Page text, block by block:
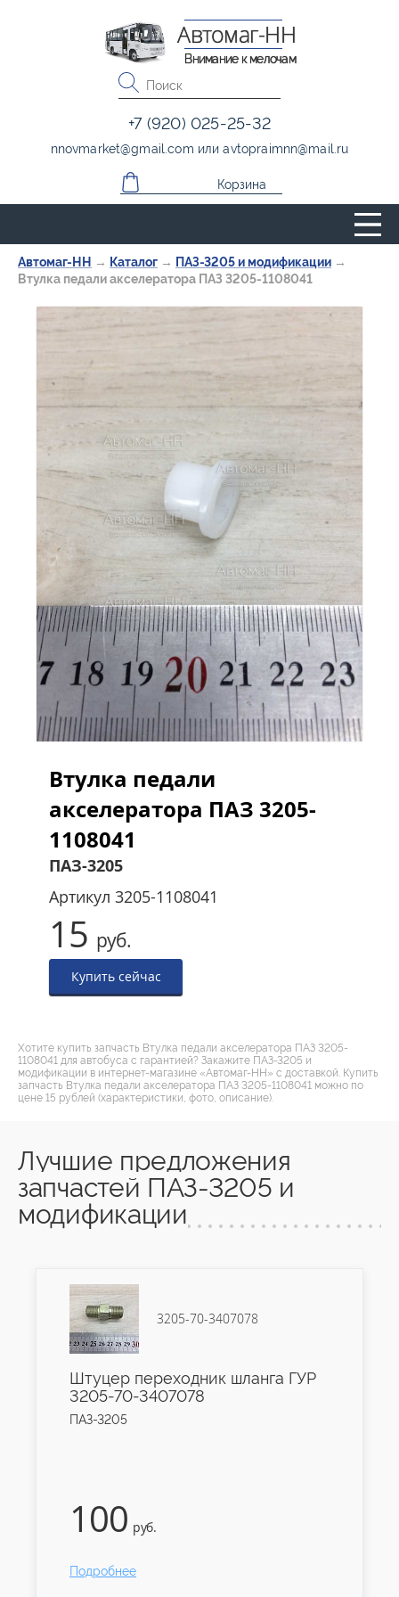
Автомаг-НН → Каталог → ПАЗ-3205 и модификации →
Втулка педали акселератора ПАЗ 3205-1108041
Втулка педали
акселератора ПАЗ 3205-
1108041
ПАЗ-3205
Артикул 3205-1108041
15 руб.
Купить сейчас
Хотите купить запчасть Втулка педали акселератора ПАЗ 3205-
1108041 для автобуса с гарантией? Закажите ПАЗ-3205 и
модификации в интернет-магазине «Автомаг-НН» с доставкой. Купить
запчасть Втулка педали акселератора ПАЗ 3205-1108041 можно по
цене 15 рублей (характеристики, фото, описание).
Лучшие предложения
запчастей ПАЗ-3205 и
модификации
3205-70-3407078
Штуцер переходник шланга ГУР
3205-70-3407078
ПАЗ-3205
100 руб.
Подробнее
Автомаг-НН
Внимание к мелочам
+7 (920) 025-25-32
nnovmarket@gmail.com илиavtopraimnn@mail.ru
Корзина